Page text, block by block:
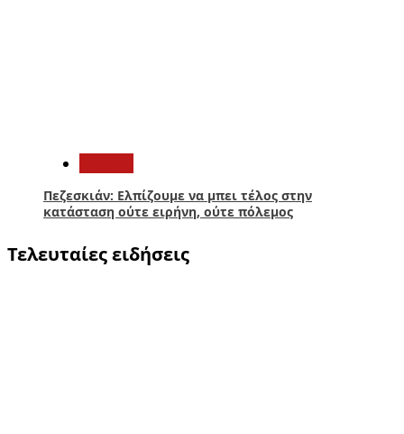
Πεζεσκιάν: Ελπίζουμε να μπει τέλος στην
κατάσταση ούτε ειρήνη, ούτε πόλεμος
Τελευταίες ειδήσεις